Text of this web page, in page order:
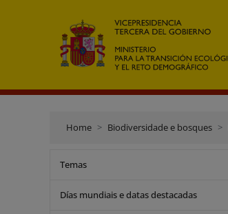
Home Biodiversidade e bosques
Temas
Días mundiais e datas destacadas